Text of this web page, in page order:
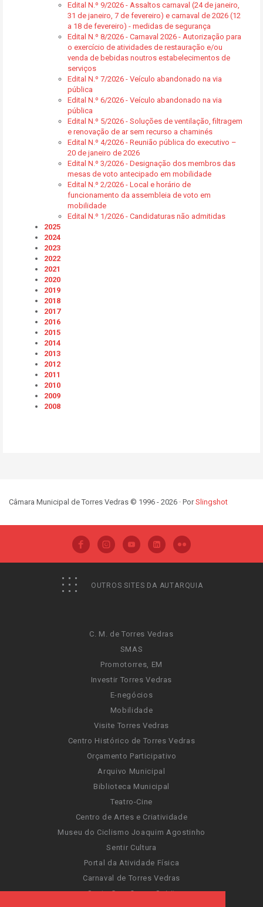
Edital N.º 9/2026 - Assaltos carnaval (24 de janeiro,
31 de janeiro, 7 de fevereiro) e carnaval de 2026 (12
a 18 de fevereiro) - medidas de segurança
Edital N.º 8/2026 - Carnaval 2026 - Autorização para
o exercício de atividades de restauração e/ou
venda de bebidas noutros estabelecimentos de
serviços
Edital N.º 7/2026 - Veículo abandonado na via
pública
Edital N.º 6/2026 - Veículo abandonado na via
pública
Edital N.º 5/2026 - Soluções de ventilação, filtragem
e renovação de ar sem recurso a chaminés
Edital N.º 4/2026 - Reunião pública do executivo –
20 de janeiro de 2026
Edital N.º 3/2026 - Designação dos membros das
mesas de voto antecipado em mobilidade
Edital N.º 2/2026 - Local e horário de
funcionamento da assembleia de voto em
mobilidade
Edital N.º 1/2026 - Candidaturas não admitidas
2025
2024
2023
2022
2021
2020
2019
2018
2017
2016
2015
2014
2013
2012
2011
2010
2009
2008
Câmara Municipal de Torres Vedras © 1996 - 2026 · PorSlingshot
OUTROS SITES DA AUTARQUIA
C. M. de Torres Vedras
SMAS
Promotorres, EM
Investir Torres Vedras
E-negócios
Mobilidade
Visite Torres Vedras
Centro Histórico de Torres Vedras
Orçamento Participativo
Arquivo Municipal
Biblioteca Municipal
Teatro-Cine
Centro de Artes e Criatividade
Museu do Ciclismo Joaquim Agostinho
Sentir Cultura
Portal da Atividade Física
Carnaval de Torres Vedras
Santa Cruz Ocean Spirit